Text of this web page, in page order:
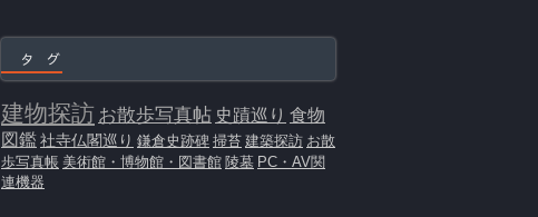
タ グ
建物探訪 お散歩写真帖 史蹟巡り 食物
図鑑社寺仏閣巡り 鎌倉史跡碑 掃苔 建築探訪 お散
歩写真帳 美術館・博物館・図書館 陵墓 PC・AV関
連機器